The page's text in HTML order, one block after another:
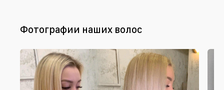
Фотографии наших волос